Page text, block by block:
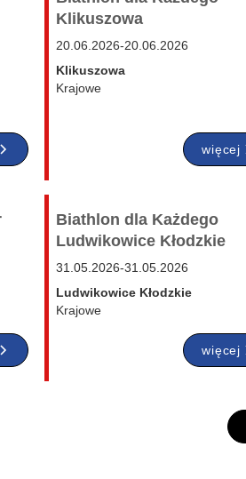
Klikuszowa
20.06.2026-20.06.2026
Klikuszowa
Krajowe
więcej
Biathlon dla Każdego
Ludwikowice Kłodzkie
31.05.2026-31.05.2026
Ludwikowice Kłodzkie
Krajowe
więcej